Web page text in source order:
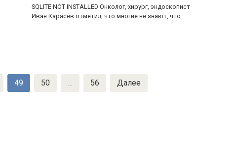
SQLITE NOT INSTALLED Онколог, хирург, эндоскопист
Иван Карасев отметил, что многие не знают, что
49 50 … 56 Далее